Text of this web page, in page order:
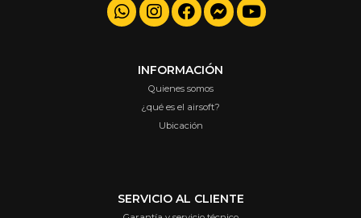
INFORMACIÓN
Quienes somos
¿qué es el airsoft?
Ubicación
SERVICIO AL CLIENTE